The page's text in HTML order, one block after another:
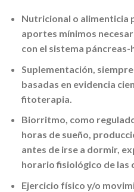
Nutricional o alimenticia
aportes mínimos
con el sistema páncreas-
Suplementación,
basadas en evidencia
fitoterapia.
Biorritmo, como
horas de sueño,
antes de irse a dormir,
horario fisiológico de las
Ejercicio físico y/o